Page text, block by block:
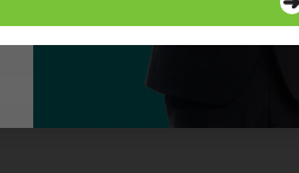
Behandeld hout, Glas, Hout,
Beglazing, Gevel, Sanitair
Niet overschilderbaar,
Siliconenkit